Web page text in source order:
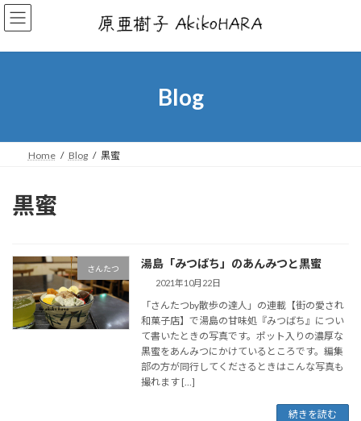
コ
ン
ン
ナ
ビ
ー
Blog
Home Blog 黒蜜
黒蜜
さんたつ 湯島「みつばち」のあんみつと黒蜜
2021年10月22日
「さんたつby散歩の達人」の連載【街の愛され
和菓子店】で湯島の甘味処『みつばち』につい
て書いたときの写真です。ポット入りの濃厚な
黒蜜をあんみつにかけているところです。編集
部の方が同行してくださるときはこんな写真も
撮れます […]
続きを読む